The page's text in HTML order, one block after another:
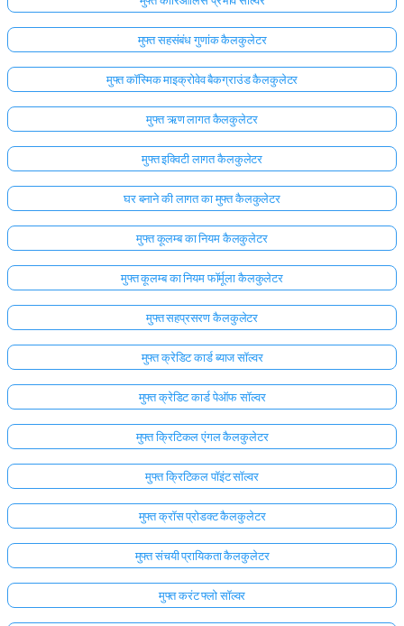
मुफ्त सहसंबंध गुणांक कैलकुलेटर
मुफ्त कॉस्मिक माइक्रोवेव बैकग्राउंड कैलकुलेटर
मुफ्त ऋण लागत कैलकुलेटर
मुफ्त इक्विटी लागत कैलकुलेटर
घर बनाने की लागत का मुफ्त कैलकुलेटर
मुफ्त कूलम्ब का नियम कैलकुलेटर
मुफ्त कूलम्ब का नियम फॉर्मूला कैलकुलेटर
मुफ्त सहप्रसरण कैलकुलेटर
मुफ्त क्रेडिट कार्ड ब्याज सॉल्वर
मुफ्त क्रेडिट कार्ड पेऑफ सॉल्वर
मुफ्त क्रिटिकल एंगल कैलकुलेटर
मुफ्त क्रिटिकल पॉइंट सॉल्वर
मुफ्त क्रॉस प्रोडक्ट कैलकुलेटर
मुफ्त संचयी प्रायिकता कैलकुलेटर
मुफ्त करंट फ्लो सॉल्वर